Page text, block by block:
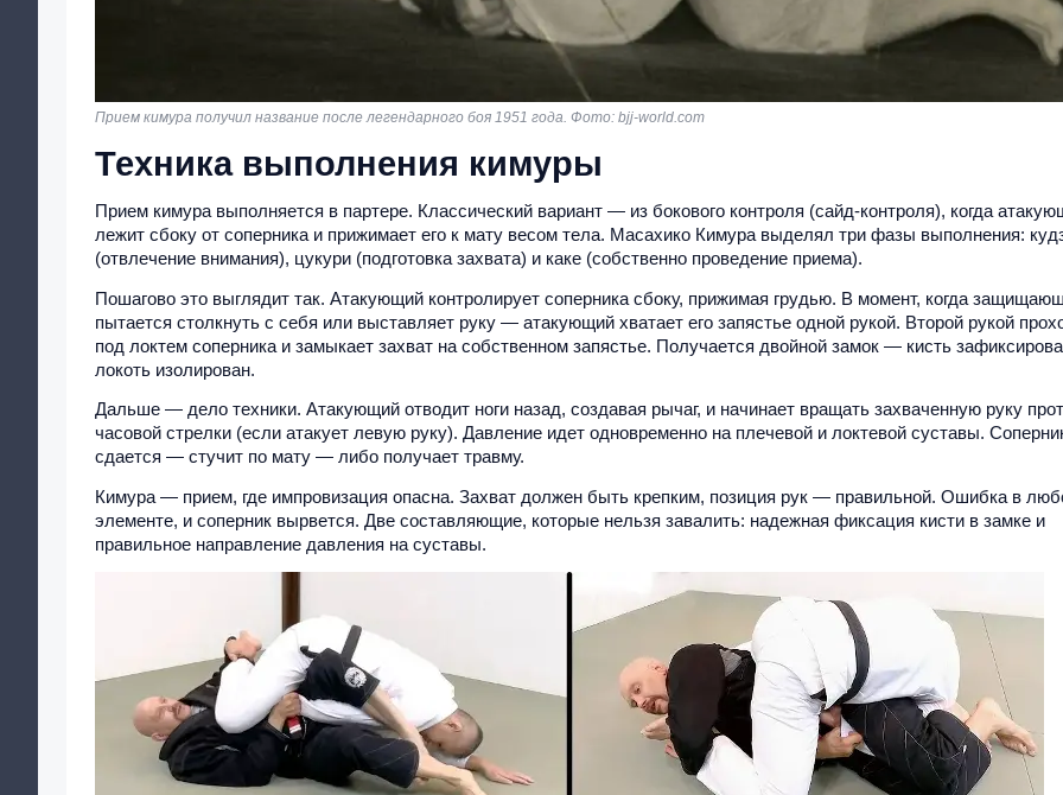
Прием кимура получил название после легендарного боя 1951 года. Фото: bjj-world.com
Техника выполнения кимуры
Прием кимура выполняется в партере. Классический вариант — из бокового контроля (сайд-контроля), когда
лежит сбоку от соперника и прижимает его к мату весом тела. Масахико Кимура выделял три фазы выполнения:
(отвлечение внимания), цукури (подготовка захвата) и каке (собственно проведение приема).
Пошагово это выглядит так. Атакующий контролирует соперника сбоку, прижимая грудью. В момент, когда
пытается столкнуть с себя или выставляет руку — атакующий хватает его запястье одной рукой. Второй рукой
под локтем соперника и замыкает захват на собственном запястье. Получается двойной замок — кисть
локоть изолирован.
Дальше — дело техники. Атакующий отводит ноги назад, создавая рычаг, и начинает вращать захваченную руку
часовой стрелки (если атакует левую руку). Давление идет одновременно на плечевой и локтевой суставы.
сдается — стучит по мату — либо получает травму.
Кимура — прием, где импровизация опасна. Захват должен быть крепким, позиция рук — правильной. Ошибка в
элементе, и соперник вырвется. Две составляющие, которые нельзя завалить: надежная фиксация кисти в замке и
правильное направление давления на суставы.